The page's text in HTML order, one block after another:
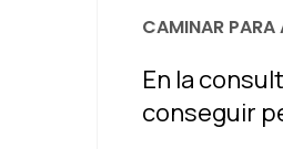
CAMINAR PARA
En la
conseguir